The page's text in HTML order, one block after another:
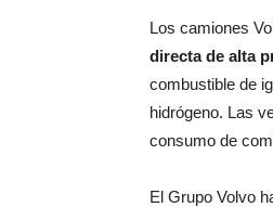
Los camiones
directa de alta
combustible de
hidrógeno. Las
consumo de
El Grupo Volvo